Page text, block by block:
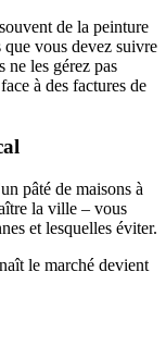
de la peinture
vous devez suivre
ne les gérez pas
à des factures de
pâté de maisons à
la ville – vous
et lesquelles éviter.
le marché devient